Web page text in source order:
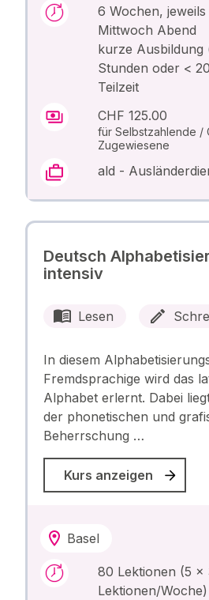
6 Wochen,
Mittwoch Abend
kurze Ausbildung
Stunden oder <
Teilzeit
CHF 125.00
für Selbstzahlende /
Zugewiesene
ald -
Deutsch
intensiv
Lesen
In diesem
Fremdsprachige wird das
Alphabet erlernt. Dabei
der phonetischen und
Beherrschung …
Kurs anzeigen
Basel
80 Lektionen (5 x
Lektionen/Woche)